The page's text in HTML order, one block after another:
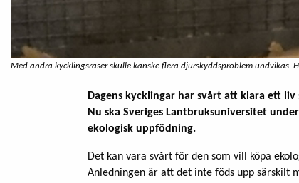
Med andra kycklingsraser skulle kanske flera djurskyddsproblem undvikas.
Dagens kycklingar har svårt att klara ett
Nu ska Sveriges Lantbruksuniversitet
ekologisk uppfödning.
Det kan vara svårt för den som vill köpa
Anledningen är att det inte föds upp särskilt